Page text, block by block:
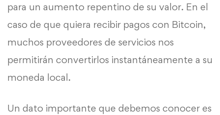
para un aumento repentino de su valor. En el
caso de que quiera recibir pagos con Bitcoin,
muchos proveedores de servicios nos
permitirán convertirlos instantáneamente a su
moneda local.
Un dato importante que debemos conocer es